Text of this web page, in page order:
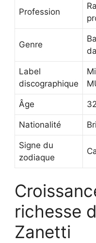
Profession
Genre
Label
discographique
Âge
Nationalité
Signe du
zodiaque
richesse
Zanetti